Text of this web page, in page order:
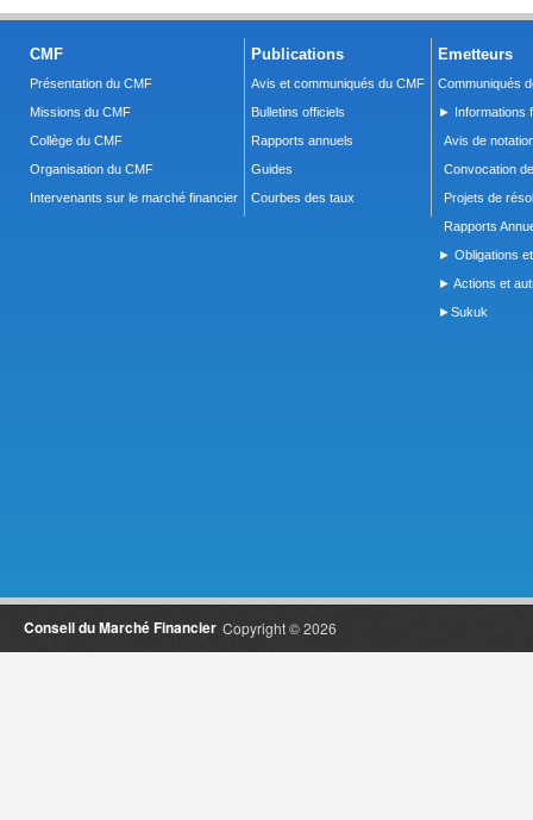
CMF
Présentation du CMF
Missions du CMF
Collège du CMF
Organisation du CMF
Intervenants sur le marché financier
Publications
Avis et communiqués du CMF
Bulletins officiels
Rapports annuels
Guides
Courbes des taux
Emetteurs
Communiqués
► Informations
Avis de
Convocation
Projets de
Rapports
► Obligations
► Actions et
►Sukuk
Copyright © 2026
Conseil du Marché Financier